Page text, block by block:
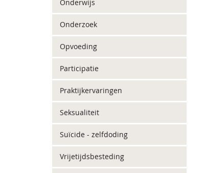
Onderwijs
Onderzoek
Opvoeding
Participatie
Praktijkervaringen
Seksualiteit
Suïcide - zelfdoding
Vrijetijdsbesteding